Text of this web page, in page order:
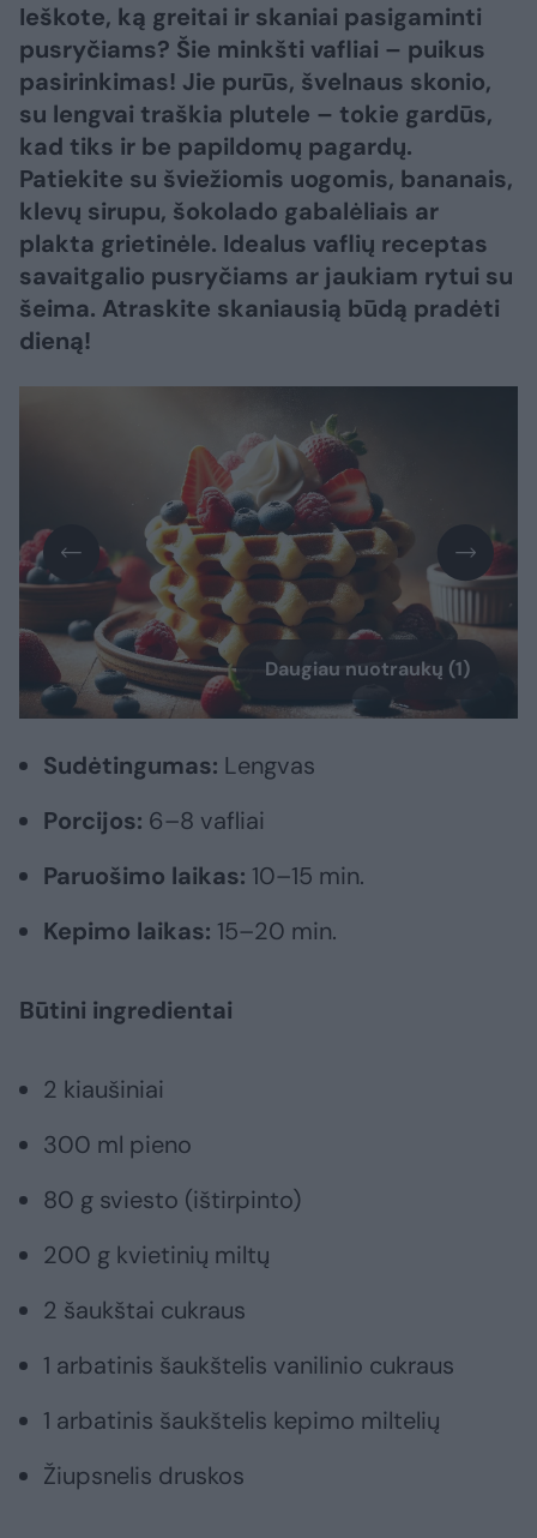
Ieškote, ką greitai ir skaniai pasigaminti
pusryčiams? Šie minkšti vafliai – puikus
pasirinkimas! Jie purūs, švelnaus skonio,
su lengvai traškia plutele – tokie gardūs,
kad tiks ir be papildomų pagardų.
Patiekite su šviežiomis uogomis, bananais,
klevų sirupu, šokolado gabalėliais ar
plakta grietinėle. Idealus vaflių receptas
savaitgalio pusryčiams ar jaukiam rytui su
šeima. Atraskite skaniausią būdą pradėti
dieną!
Daugiau nuotraukų (1)
Sudėtingumas: Lengvas
Porcijos: 6–8 vafliai
Paruošimo laikas: 10–15 min.
Kepimo laikas: 15–20 min.
Būtini ingredientai
2 kiaušiniai
300 ml pieno
80 g sviesto (ištirpinto)
200 g kvietinių miltų
2 šaukštai cukraus
1 arbatinis šaukštelis vanilinio cukraus
1 arbatinis šaukštelis kepimo miltelių
Žiupsnelis druskos